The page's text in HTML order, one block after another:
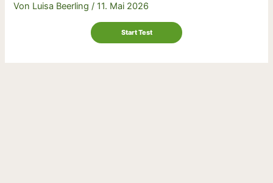
Von Luisa Beerling/11. Mai 2026